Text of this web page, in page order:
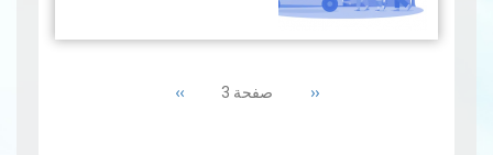
العالمية تقوم مصلحة التلوث
إلكتروني شهري يعرضPrevious
‹‹ صفحة 3 Next
››